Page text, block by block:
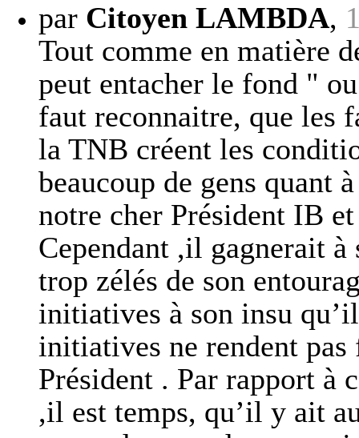
par Citoyen LAMBDA,
Tout comme en matière
peut entacher le fond "
faut reconnaitre, que les
la TNB créent les
beaucoup de gens quant
notre cher Président IB
Cependant ,il gagnerait
trop zélés de son
initiatives à son insu
initiatives ne rendent
Président . Par rapport à
,il est temps, qu’il y ait